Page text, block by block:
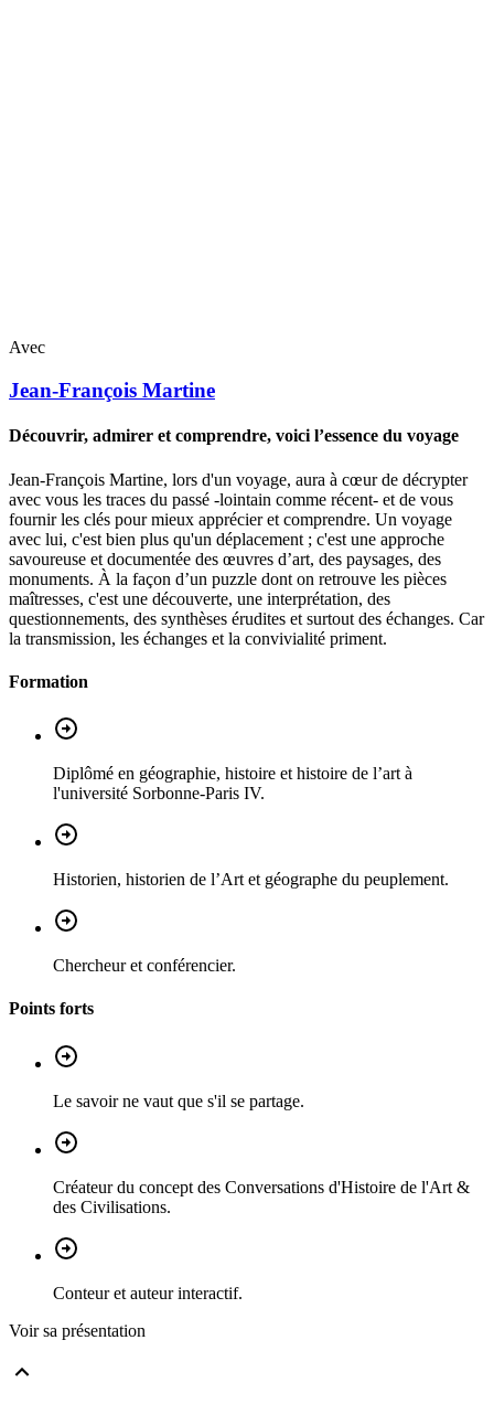
Avec
Jean-François Martine
Découvrir, admirer et comprendre, voici l’essence du voyage
Jean-François Martine, lors d'un voyage, aura à cœur de décrypter
avec vous les traces du passé -lointain comme récent- et de vous
fournir les clés pour mieux apprécier et comprendre. Un voyage
avec lui, c'est bien plus qu'un déplacement ; c'est une approche
savoureuse et documentée des œuvres d’art, des paysages, des
monuments. À la façon d’un puzzle dont on retrouve les pièces
maîtresses, c'est une découverte, une interprétation, des
questionnements, des synthèses érudites et surtout des échanges. Car
la transmission, les échanges et la convivialité priment.
Formation
Diplômé en géographie, histoire et histoire de l’art à
l'université Sorbonne-Paris IV.
Historien, historien de l’Art et géographe du peuplement.
Chercheur et conférencier.
Points forts
Le savoir ne vaut que s'il se partage.
Créateur du concept des Conversations d'Histoire de l'Art &
des Civilisations.
Conteur et auteur interactif.
Voir sa présentation